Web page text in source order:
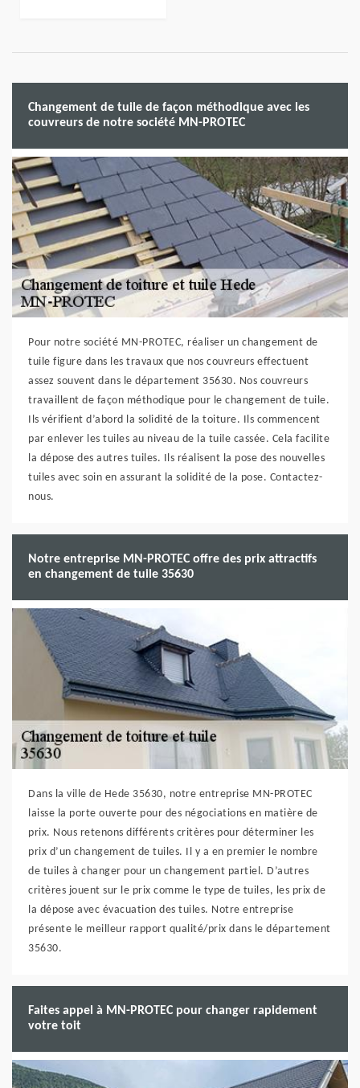
Changement de tuile de façon méthodique avec les
couvreurs de notre société MN-PROTEC
Pour notre société MN-PROTEC, réaliser un changement de
tuile figure dans les travaux que nos couvreurs effectuent
assez souvent dans le département 35630. Nos couvreurs
travaillent de façon méthodique pour le changement de tuile.
Ils vérifient d’abord la solidité de la toiture. Ils commencent
par enlever les tuiles au niveau de la tuile cassée. Cela facilite
la dépose des autres tuiles. Ils réalisent la pose des nouvelles
tuiles avec soin en assurant la solidité de la pose. Contactez-
nous.
Notre entreprise MN-PROTEC offre des prix attractifs
en changement de tuile 35630
Dans la ville de Hede 35630, notre entreprise MN-PROTEC
laisse la porte ouverte pour des négociations en matière de
prix. Nous retenons différents critères pour déterminer les
prix d’un changement de tuiles. Il y a en premier le nombre
de tuiles à changer pour un changement partiel. D’autres
critères jouent sur le prix comme le type de tuiles, les prix de
la dépose avec évacuation des tuiles. Notre entreprise
présente le meilleur rapport qualité/prix dans le département
35630.
Faites appel à MN-PROTEC pour changer rapidement
votre toit